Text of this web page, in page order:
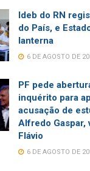
Ideb do RN
do País, e
lanterna
6 DE AGOSTO DE
PF pede
inquérito para
acusação de
Alfredo Gaspar,
Flávio
6 DE AGOSTO DE